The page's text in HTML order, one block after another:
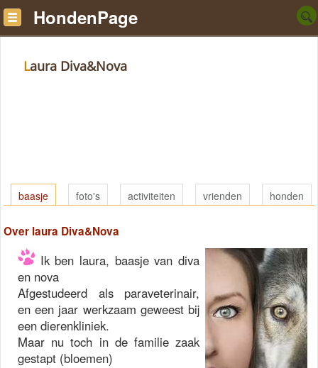
HondenPage
Laura Diva&Nova
baasje foto's activiteiten vrienden honden
Over laura Diva&Nova
Ik ben laura, baasje van diva
en nova
Afgestudeerd als paraveterinair,
en een jaar werkzaam geweest bij
een dierenkliniek.
Maar nu toch in de familie zaak
gestapt (bloemen)